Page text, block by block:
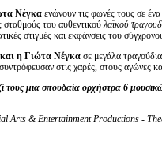
Νέγκαενώνουν τις φωνές τους σε
σταθμούς του αυθεντικούλαϊκού
στιγμές και εκφάνσεις του
και η Γιώτα Νέγκα σε μεγάλα
στις χαρές, στους αγώνες
τους μια σπουδαία ορχήστρα 6
Arts & Entertainment Productions -